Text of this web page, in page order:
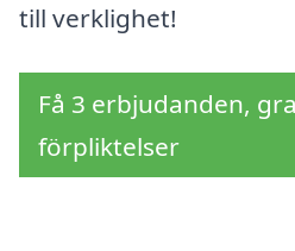
till verklighet!
Få 3 erbjudanden,
förpliktelser